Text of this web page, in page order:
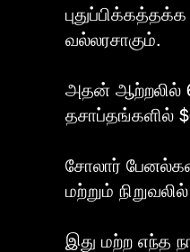
வல்லரசாகும்.
அதன் ஆற்றலில்
தசாப்தங்களில்
சோலார்
மற்றும்
இது மற்ற எந்த